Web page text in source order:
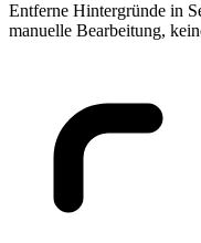
Entferne Hintergründe in
manuelle Bearbeitung,